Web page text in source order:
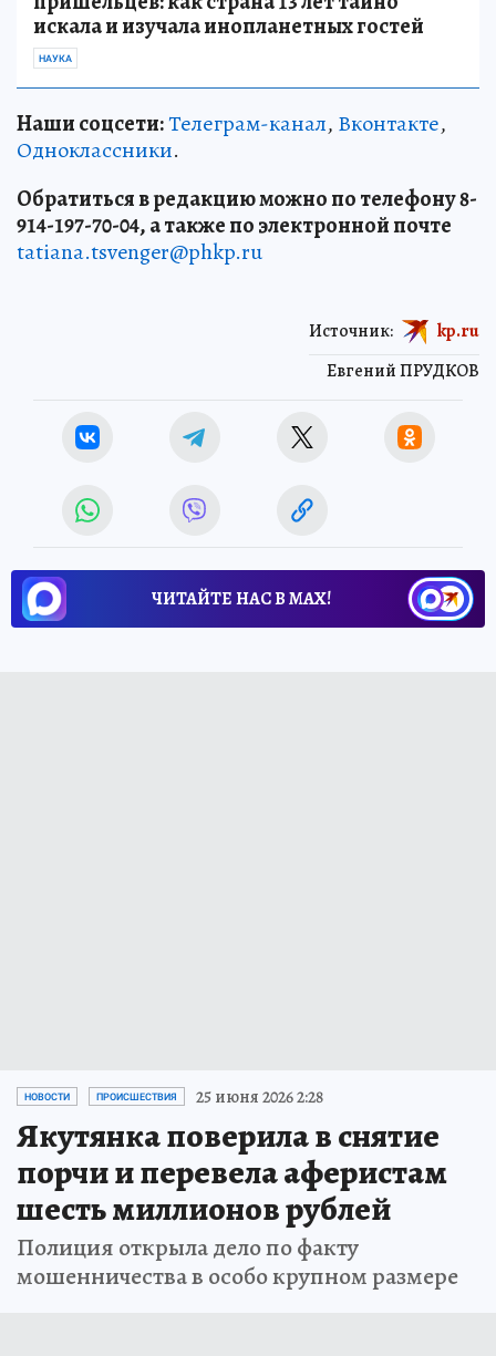
искала и изучала инопланетных гостей
НАУКА
Наши соцсети:Телеграм-канал, Вконтакте,
Одноклассники.
Обратиться в редакцию можно по телефону 8-
914-197-70-04, а также по электронной почте
tatiana.tsvenger@phkp.ru
Евгений ПРУДКОВ
Источник: kp.ru
ЧИТАЙТЕ НАС В МАХ!
НОВОСТИ ПРОИСШЕСТВИЯ 25 июня 2026 2:28
Якутянка поверила в снятие
порчи и перевела аферистам
шесть миллионов рублей
Полиция открыла дело по факту
мошенничества в особо крупном размере